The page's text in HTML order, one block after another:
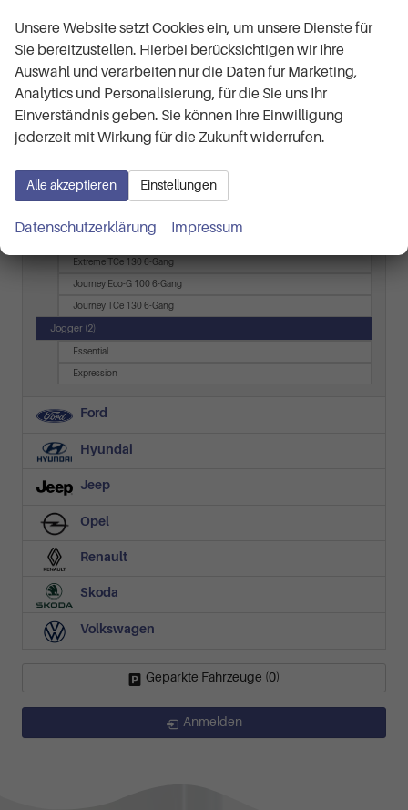
Audi
BMW
Cupra
Dacia
Extreme TCe 130 6-Gang
Journey Eco-G 100 6-Gang
Journey TCe 130 6-Gang
Jogger (2)
Essential
Expression
Ford
Hyundai
Jeep
Opel
Renault
Skoda
Volkswagen
Geparkte Fahrzeuge (0)
Anmelden
Unsere Website setzt Cookies ein, um unsere Dienste für
Sie bereitzustellen. Hierbei berücksichtigen wir Ihre
Auswahl und verarbeiten nur die Daten für Marketing,
Analytics und Personalisierung, für die Sie uns Ihr
Einverständnis geben. Sie können Ihre Einwilligung
jederzeit mit Wirkung für die Zukunft widerrufen.
Alle akzeptieren Einstellungen
Datenschutzerklärung Impressum